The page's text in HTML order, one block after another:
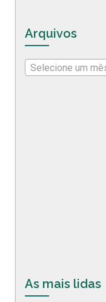
Arquivos
Selecione um
As mais lidas